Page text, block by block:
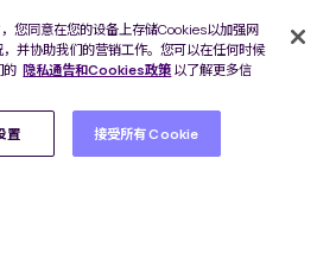
您同意在您的设备上存储Cookies以加强网
并协助我们的营销工作。您可以在任何时候
的 隐私通告和Cookies政策 以了解更多信
置 接受所有 Cookie